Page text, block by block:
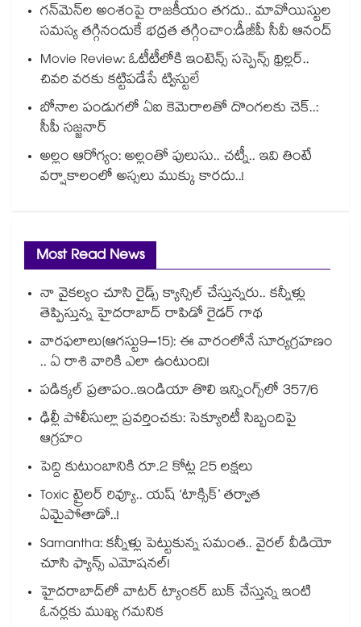
గన్⁭మెన్⁭ల అంశంపై రాజకీయం తగదు.. మావోయిస్టుల
సమస్య తగ్గినందుకే భద్రత తగ్గించాం:డీజీపీ సీవీ ఆనంద్
Movie Review: ఓటీటీలోకి ఇంటెన్స్ సస్పెన్స్ థ్రిల్లర్..
చివరి వరకు కట్టిపడేసే ట్విస్టులే
బోనాల పండుగలో ఏఐ కెమెరాలతో దొంగలకు చెక్..:
సీపీ సజ్జనార్
అల్లం ఆరోగ్యం: అల్లంతో పులుసు.. చట్నీ.. ఇవి తింటే
వర్షాకాలంలో అస్సలు ముక్కు కారదు..!
Most Read News
నా వైకల్యం చూసి రైడ్స్ క్యాన్సిల్ చేస్తున్నరు.. కన్నీళ్లు
తెప్పిస్తున్న హైదరాబాద్ రాపిడో రైడర్ గాథ
వారఫలాలు(ఆగస్టు9–15): ఈ వారంలోనే సూర్యగ్రహణం
.. ఏ రాశి వారికి ఎలా ఉంటుంది!
పడిక్కల్‌‌ ప్రతాపం..ఇండియా తొలి ఇన్నింగ్స్‌‌లో 357/6
ఢిల్లీ పోలీసుల్లా ప్రవర్తించకు: సెక్యూరిటీ సిబ్బందిపై
ఆగ్రహం
పెద్ది కుటుంబానికి రూ.2 కోట్ల 25 లక్షలు
Toxic ట్రైలర్ రివ్యూ.. యష్ ‘టాక్సిక్’ తర్వాత
ఏమైపోతాడో..!
Samantha: కన్నీళ్లు పెట్టుకున్న సమంత.. వైరల్ వీడియో
చూసి ఫ్యాన్స్ ఎమోషనల్!
హైదరాబాద్⁪లో వాటర్ ట్యాంకర్ బుక్ చేస్తున్న ఇంటి
ఓనర్లకు ముఖ్య గమనిక